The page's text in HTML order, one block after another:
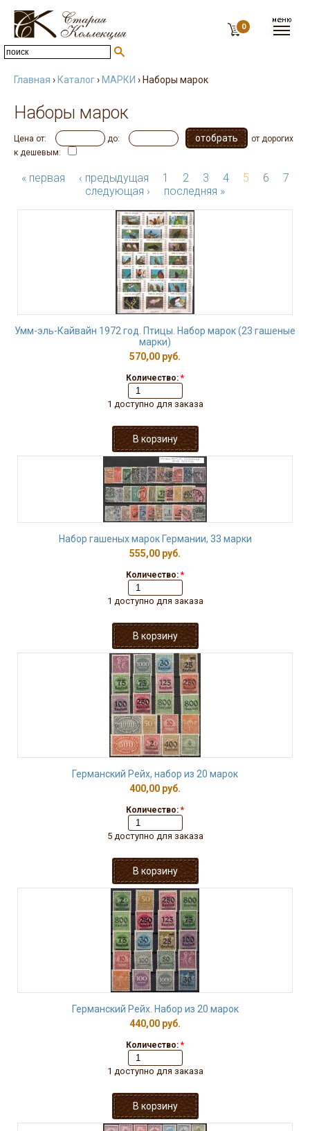
0
Главная › Каталог› МАРКИ › Наборы марок
Наборы марок
Цена от: до:
от дорогих
к дешевым:
« первая ‹ предыдущая 1 2 3 4 5 6
7
следующая ›
последняя »
Умм-эль-Кайвайн 1972 год. Птицы. Набор марок (23 гашеные
марки)
570,00 руб.
Количество: *
1 доступно для заказа
Набор гашеных марок Германии, 33 марки
555,00 руб.
Количество: *
1 доступно для заказа
Германский Рейх, набор из 20 марок
400,00 руб.
Количество: *
5 доступно для заказа
Германский Рейх. Набор из 20 марок
440,00 руб.
Количество: *
1 доступно для заказа